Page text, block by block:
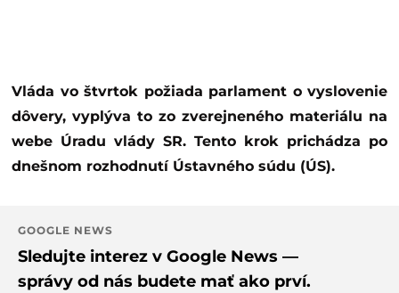
Vláda vo štvrtok požiada parlament o vyslovenie
dôvery, vyplýva to zo zverejneného materiálu na
webe Úradu vlády SR. Tento krok prichádza po
dnešnom rozhodnutí Ústavného súdu (ÚS).
GOOGLE NEWS
Sledujte interez v Google News —
správy od nás budete mať ako prví.